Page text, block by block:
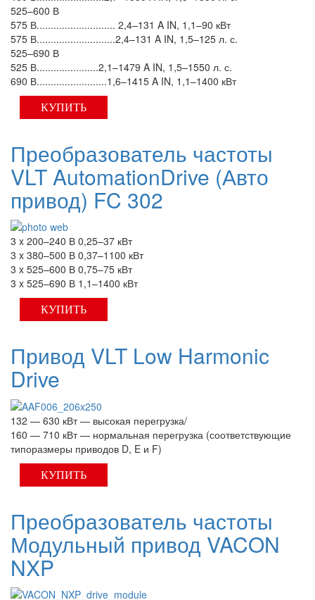
525–600 В
575 В............................ 2,4–131 A IN, 1,1–90 кВт
575 В............................2,4–131 A IN, 1,5–125 л. с.
525–690 В
525 В......................2,1–1479 A IN, 1,5–1550 л. с.
690 В.........................1,6–1415 A IN, 1,1–1400 кВт
КУПИТЬ
Преобразователь частоты
VLT AutomationDrive (Авто
привод) FC 302
3 x 200–240 В 0,25–37 кВт
3 x 380–500 В 0,37–1100 кВт
3 x 525–600 В 0,75–75 кВт
3 x 525–690 В 1,1–1400 кВт
КУПИТЬ
Привод VLT Low Harmonic
Drive
132 — 630 кВт — высокая перегрузка/
160 — 710 кВт — нормальная перегрузка (соответствующие
типоразмеры приводов D, E и F)
КУПИТЬ
Преобразователь частоты
Модульный привод VACON
NXP